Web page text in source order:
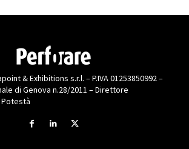
& Exhibitions s.r.l. – P.IVA 01253850992 –
di Genova n.28/2011 – Direttore